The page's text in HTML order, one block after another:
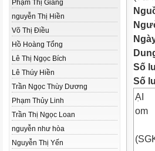
Phạm Thị Giang
nguyễn Thị Hiền
Võ Thị Điều
Hồ Hoàng Tổng
Lê Thị Ngọc Bích
Lê Thúy Hiền
Trần Ngọc Thùy Dương
Phạm Thủy Linh
Trần Thị Ngọc Loan
nguyễn như hòa
Nguyễn Thị Yến
Số
Số
ẠI
om